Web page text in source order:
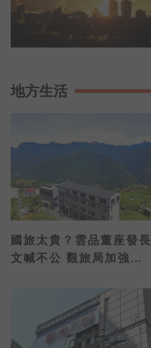
地方生活
國旅太貴？雲品董座發長
文喊不公 觀旅局加強管